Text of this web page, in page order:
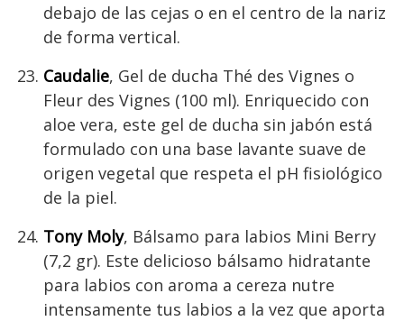
debajo de las cejas o en el centro de la nariz
de forma vertical.
Caudalie, Gel de ducha Thé des Vignes o
Fleur des Vignes (100 ml). Enriquecido con
aloe vera, este gel de ducha sin jabón está
formulado con una base lavante suave de
origen vegetal que respeta el pH fisiológico
de la piel.
Tony Moly, Bálsamo para labios Mini Berry
(7,2 gr). Este delicioso bálsamo hidratante
para labios con aroma a cereza nutre
intensamente tus labios a la vez que aporta